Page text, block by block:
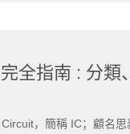
全指南 : 分類
，簡稱 IC；顧名思